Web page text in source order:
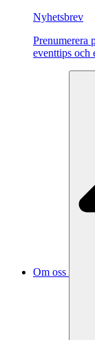
Nyhetsbrev
Pre­nu­me­re­ra
eventtips och
Om oss